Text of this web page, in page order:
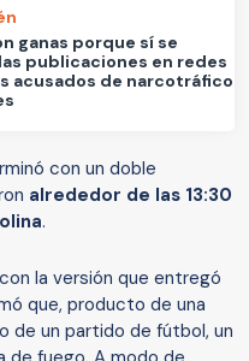
ganas porque sí se
publicaciones en redes
acusados de narcotráfico
con un doble
alrededor de las 13:30
.
la versión que entregó
que, producto de una
de un partido de fútbol, un